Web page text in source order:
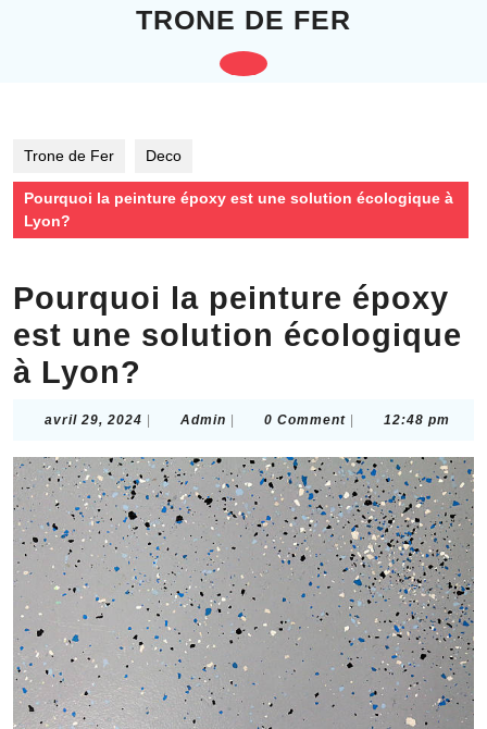
TRONE DE FER
Open
Trone de Fer Deco
Pourquoi la peinture époxy est une solution écologique à
Lyon?
Pourquoi la peinture époxy
est une solution écologique
à Lyon?
avril 29, 2024 avril
2024
Admin Admin0 Comment 12:48 pm